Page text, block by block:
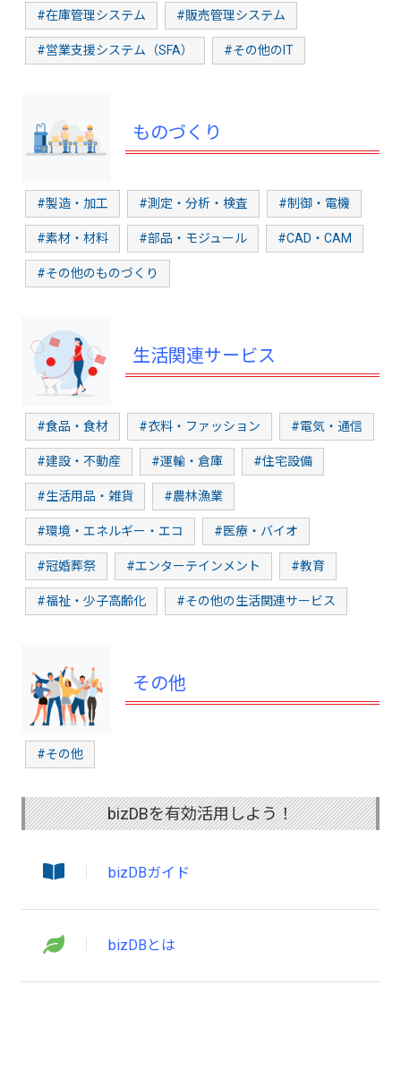
#在庫管理システム #販売管理システム
#営業支援システム（SFA） #その他のIT
ものづくり
#製造・加工 #測定・分析・検査 #制御・電機
#素材・材料 #部品・モジュール #CAD・CAM
#その他のものづくり
生活関連サービス
#食品・食材 #衣料・ファッション #電気・通信
#建設・不動産 #運輸・倉庫 #住宅設備
#生活用品・雑貨 #農林漁業
#環境・エネルギー・エコ #医療・バイオ
#冠婚葬祭 #エンターテインメント #教育
#福祉・少子高齢化 #その他の生活関連サービス
その他
#その他
bizDBを有効活用しよう！
bizDBガイド
bizDBとは